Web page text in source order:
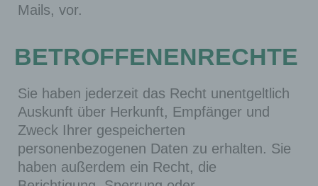
Mails, vor.
BETROFFENENRECHTE
Sie haben jederzeit das Recht unentgeltlich
Auskunft über Herkunft, Empfänger und
Zweck Ihrer gespeicherten
personenbezogenen Daten zu erhalten. Sie
haben außerdem ein Recht, die
ndig
angez
werde
n
könne
n.
Speich